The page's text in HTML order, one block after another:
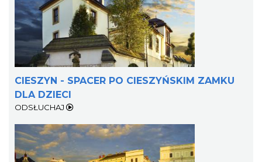
Cieszyn
2026-07-03
0.14 km
Spektakl "Tajemnica 16. piętra"
Cieszyn
0.20 km
CIESZYN - SPACER PO CIESZYŃSKIM ZAMKU
DLA DZIECI
ODSŁUCHAJ